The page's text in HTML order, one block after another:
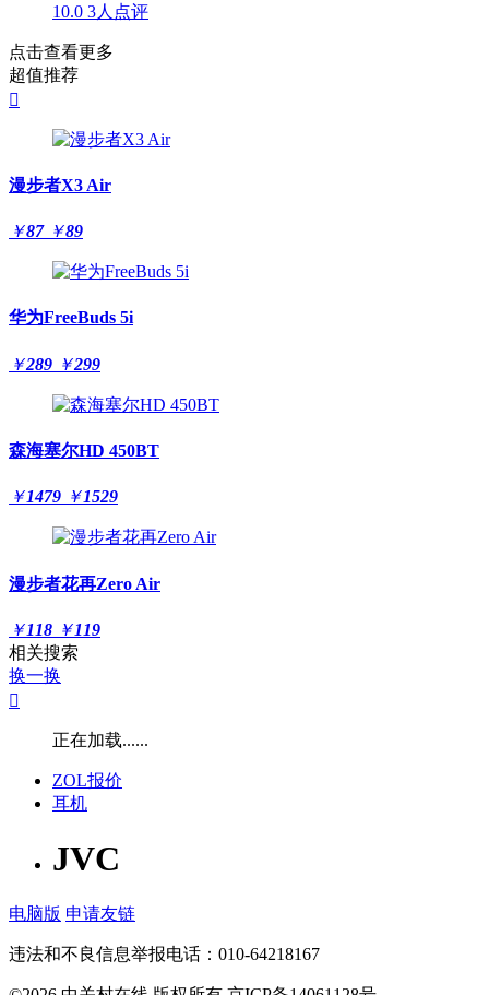
10.0 3人点评
点击查看更多
超值推荐

漫步者X3 Air
￥87 ￥89
华为FreeBuds 5i
￥289 ￥299
森海塞尔HD 450BT
￥1479 ￥1529
漫步者花再Zero Air
￥118 ￥119
相关搜索
换一换

正在加载......
ZOL报价
耳机
JVC
电脑版 申请友链
违法和不良信息举报电话：010-64218167